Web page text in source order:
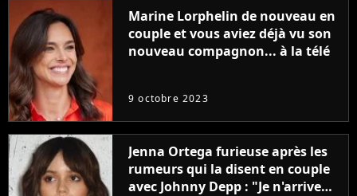
Marine Lorphelin de nouveau en
couple et vous aviez déjà vu son
nouveau compagnon... à la télé
9 octobre 2023
Jenna Ortega furieuse après les
rumeurs qui la disent en couple
avec Johnny Depp : "Je n'arrive